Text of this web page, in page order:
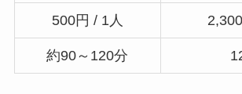
500円 / 1人
約90～120分